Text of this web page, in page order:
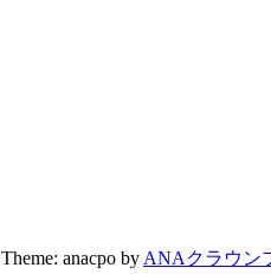
Theme: anacpo by ANAクラウン